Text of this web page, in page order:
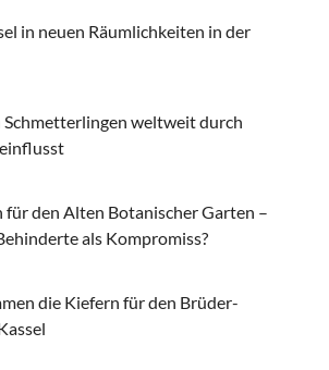
in neuen Räumlichkeiten in der
weltweit durch
für den Alten Botanischer Garten –
als Kompromiss?
die Kiefern für den Brüder-